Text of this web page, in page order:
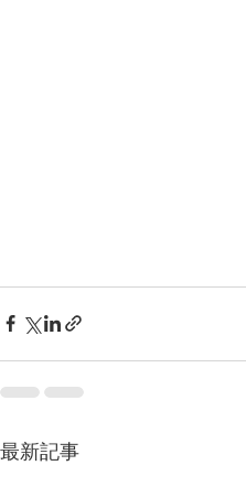
最新記事